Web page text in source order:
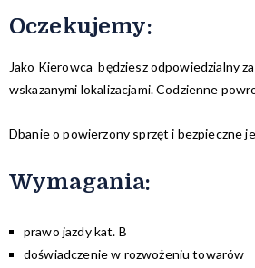
Oczekujemy:
Jako Kierowca będziesz odpowiedzialny
wskazanymi lokalizacjami. Codzienne
Dbanie o powierzony sprzęt i bezpieczne
Wymagania:
prawo jazdy kat. B
doświadczenie w rozwożeniu towarów